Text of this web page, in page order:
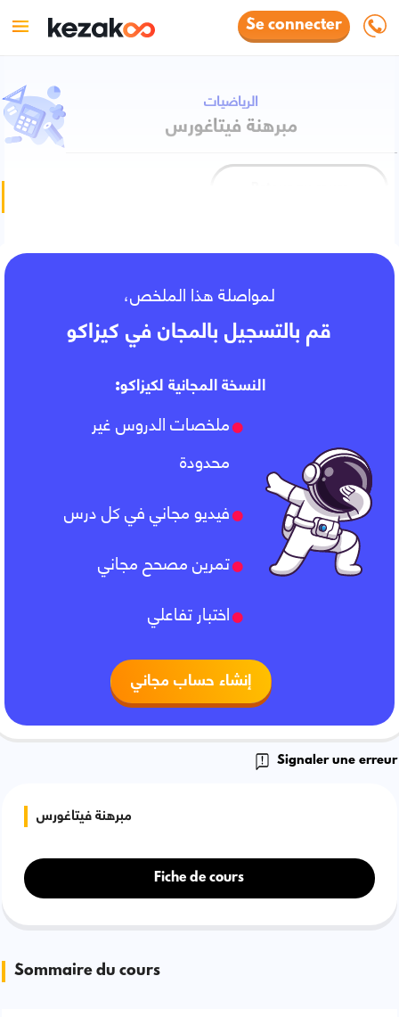
Se connecter
الرياضيات
مبرهنة فيتاغورس
لمواصلة هذا الملخص،
قم بالتسجيل بالمجان في كيزاكو
النسخة المجانية لكيزاكو:
ملخصات الدروس غير
محدودة
فيديو مجاني في كل درس
تمرين مصحح مجاني
اختبار تفاعلي
إنشاء حساب مجاني
Signaler une erreur
مبرهنة فيتاغورس
Fiche de cours
Sommaire du cours